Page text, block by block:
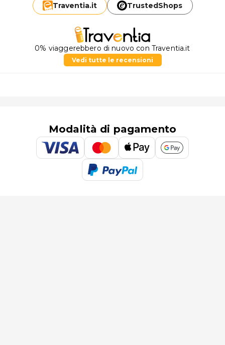
Traventia.it TrustedShops
0% viaggerebbero di nuovo con Traventia.it
Vedi tutte le recensioni
Modalità di pagamento